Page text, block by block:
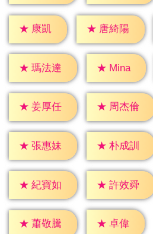
★ 康凱 ★ 唐綺陽
★ 瑪法達 ★ Mina
★ 姜厚任 ★ 周杰倫
★ 張惠妹 ★ 朴成訓
★ 紀寶如 ★ 許效舜
★ 蕭敬騰 ★ 卓偉